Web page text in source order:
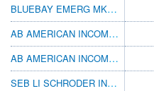
BLUEBAY EMERG MKT LCL CCY BD B GBP
AB AMERICAN INCOME BT GBP H
AB AMERICAN INCOME BT EUR H
SEB LI SCHRODER INTL SEL US DOLLAR BDEUR